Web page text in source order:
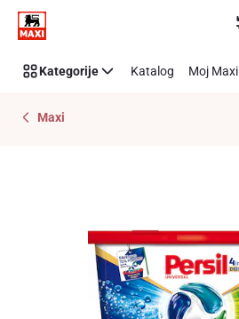
Preskoči link
Kategorije Katalog Moj Maxi
Maxi